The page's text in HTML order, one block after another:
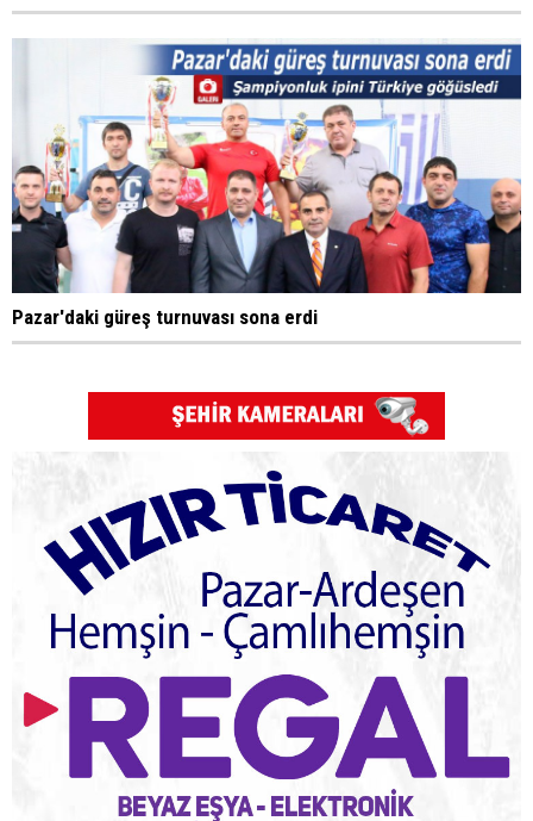
Pazar'daki güreş turnuvası sona erdi